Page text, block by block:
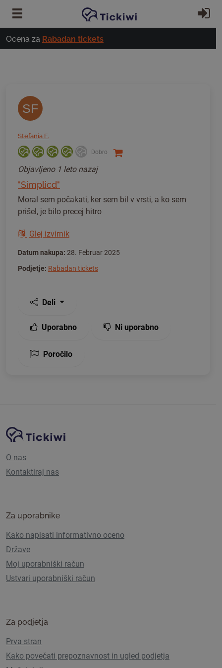
Preskoči na glavno vsebino
Ocena za Rabadan tickets
SF
Stefania F.
Dobro
Objavljeno 1 leto nazaj
"Simplicd"
Moral sem počakati, ker sem bil v vrsti, a ko sem
prišel, je bilo precej hitro
Glej izvirnik
Datum nakupa: 28. Februar 2025
Podjetje: Rabadan tickets
Deli
Uporabno Ni uporabno
Poročilo
Navigacija spletnega mesta
Platforma Tickiwi
O nas
Kontaktiraj nas
Za uporabnike
Kako napisati informativno oceno
Države
Moj uporabniški račun
Ustvari uporabniški račun
Za podjetja
Prva stran
Kako povečati prepoznavnost in ugled podjetja